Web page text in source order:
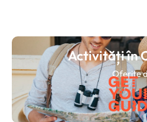
Activități în
Oferite